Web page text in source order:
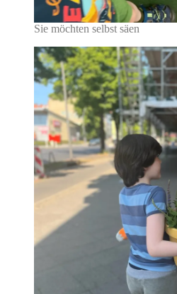
Sie möchten selbst säen